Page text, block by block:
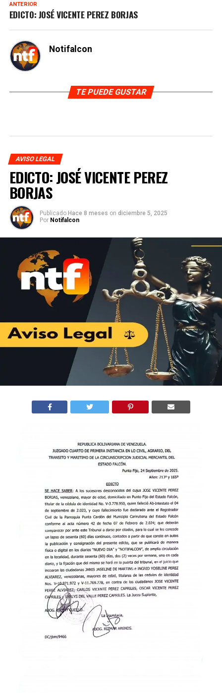
ANTERIOR
EDICTO: JOSÉ VICENTE PEREZ BORJAS
Notifalcon
TE PUEDE GUSTAR
AVISO LEGAL
EDICTO: JOSÉ VICENTE PEREZ
BORJAS
Publicado Hace 8 meses on diciembre 5, 2025
Por Notifalcon